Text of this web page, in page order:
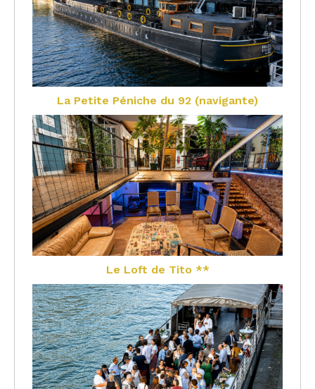
La Petite Péniche du 92 (navigante)
Le Loft de Tito **